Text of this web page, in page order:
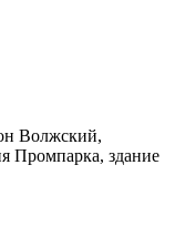
Волжский,
Промпарка, здание